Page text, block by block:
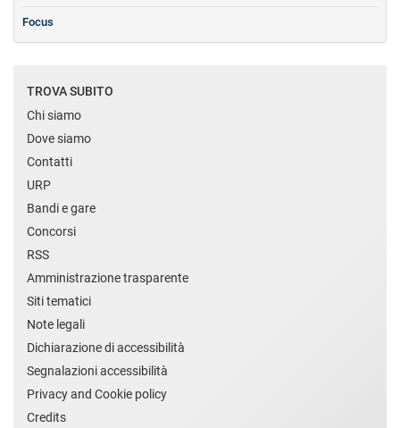
Focus
TROVA SUBITO
Chi siamo
Dove siamo
Contatti
URP
Bandi e gare
Concorsi
RSS
Amministrazione trasparente
Siti tematici
Note legali
Dichiarazione di accessibilità
Segnalazioni accessibilità
Privacy and Cookie policy
Credits